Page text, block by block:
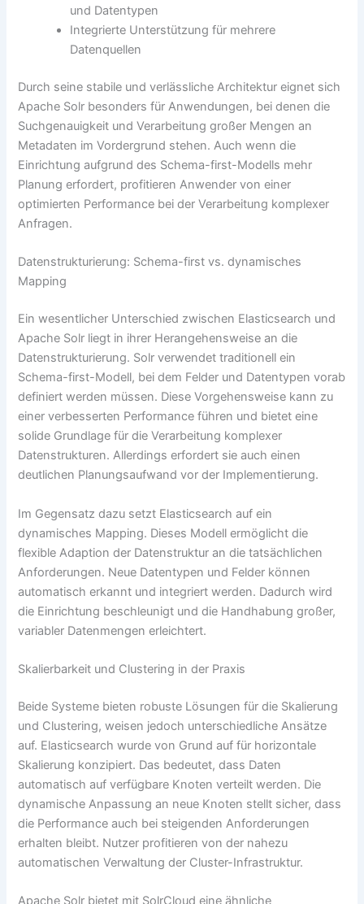
und Datentypen
Integrierte Unterstützung für mehrere
Datenquellen
Durch seine stabile und verlässliche Architektur eignet sich
Apache Solr besonders für Anwendungen, bei denen die
Suchgenauigkeit und Verarbeitung großer Mengen an
Metadaten im Vordergrund stehen. Auch wenn die
Einrichtung aufgrund des Schema-first-Modells mehr
Planung erfordert, profitieren Anwender von einer
optimierten Performance bei der Verarbeitung komplexer
Anfragen.
Datenstrukturierung: Schema-first vs. dynamisches
Mapping
Ein wesentlicher Unterschied zwischen Elasticsearch und
Apache Solr liegt in ihrer Herangehensweise an die
Datenstrukturierung. Solr verwendet traditionell ein
Schema-first-Modell, bei dem Felder und Datentypen vorab
definiert werden müssen. Diese Vorgehensweise kann zu
einer verbesserten Performance führen und bietet eine
solide Grundlage für die Verarbeitung komplexer
Datenstrukturen. Allerdings erfordert sie auch einen
deutlichen Planungsaufwand vor der Implementierung.
Im Gegensatz dazu setzt Elasticsearch auf ein
dynamisches Mapping. Dieses Modell ermöglicht die
flexible Adaption der Datenstruktur an die tatsächlichen
Anforderungen. Neue Datentypen und Felder können
automatisch erkannt und integriert werden. Dadurch wird
die Einrichtung beschleunigt und die Handhabung großer,
variabler Datenmengen erleichtert.
Skalierbarkeit und Clustering in der Praxis
Beide Systeme bieten robuste Lösungen für die Skalierung
und Clustering, weisen jedoch unterschiedliche Ansätze
auf. Elasticsearch wurde von Grund auf für horizontale
Skalierung konzipiert. Das bedeutet, dass Daten
automatisch auf verfügbare Knoten verteilt werden. Die
dynamische Anpassung an neue Knoten stellt sicher, dass
die Performance auch bei steigenden Anforderungen
erhalten bleibt. Nutzer profitieren von der nahezu
automatischen Verwaltung der Cluster-Infrastruktur.
Apache Solr bietet mit SolrCloud eine ähnliche